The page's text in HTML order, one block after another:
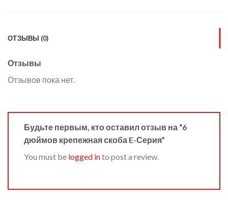
ОТЗЫВЫ (0)
Отзывы
Отзывов пока нет.
Будьте первым, кто оставил отзыв на “6
дюймов крепежная скоба E-Серия”
You must be logged into post a review.